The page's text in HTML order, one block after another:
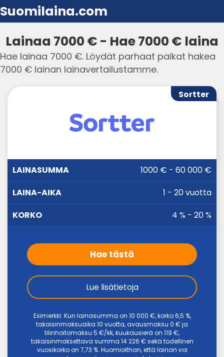
Suomilaina.com
Lainaa 7000 € - Hae 7000 € laina
Hae lainaa 7000 €. Löydät parhaat paikat hakea
7000 € lainan lainavertailustamme.
Sortter
LAINASUMMA KORKO1000 € - 60 000 €
1 - 20 vuotta
4 % - 20 %
Hae tästä
Lue lisätietoja
Esimerkki: Kun lainasumma on 10 000 €, korko 6,5 %,
takaisinmaksuaika 10 vuotta, avausmaksu 0 € ja
tilinhoitomaksu 5 €/kk, kuukausierä on 119 €,
takaisinmaksettava summa 14 226 € sekä todellinen
vuosikorko on 7,73 %. Huomioithan, että lainan voi